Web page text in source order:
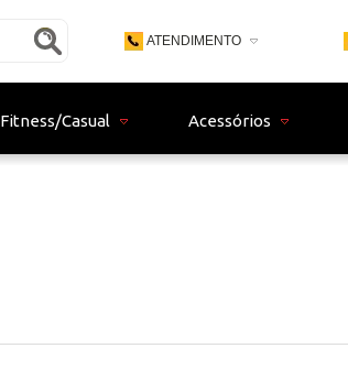
ATENDIMENTO
(48) 9 - 9153 - 4306
Fitness/Casual Acessórios